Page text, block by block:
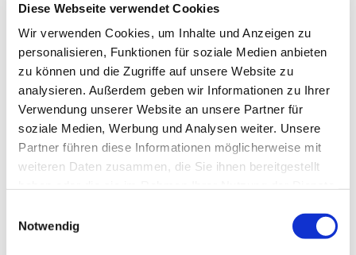
Diese Webseite verwendet Cookies
Wir verwenden Cookies, um Inhalte und Anzeigen zu
personalisieren, Funktionen für soziale Medien anbieten
zu können und die Zugriffe auf unsere Website zu
analysieren. Außerdem geben wir Informationen zu Ihrer
Verwendung unserer Website an unsere Partner für
soziale Medien, Werbung und Analysen weiter. Unsere
Partner führen diese Informationen möglicherweise mit
weiteren Daten zusammen, die Sie ihnen bereitgestellt
NotwendigDies könnte Sie auch